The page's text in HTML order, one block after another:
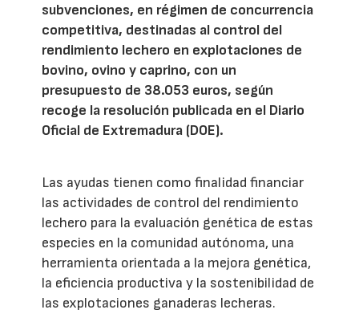
subvenciones, en régimen de concurrencia
competitiva, destinadas al control del
rendimiento lechero en explotaciones de
bovino, ovino y caprino, con un
presupuesto de 38.053 euros, según
recoge la resolución publicada en el Diario
Oficial de Extremadura (DOE).
Las ayudas tienen como finalidad financiar
las actividades de control del rendimiento
lechero para la evaluación genética de estas
especies en la comunidad autónoma, una
herramienta orientada a la mejora genética,
la eficiencia productiva y la sostenibilidad de
las explotaciones ganaderas lecheras.